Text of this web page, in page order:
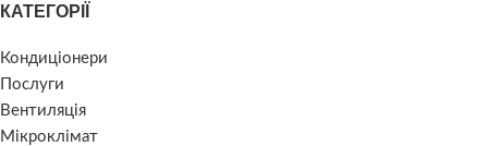
КАТЕГОРІЇ
Кондиціонери
Послуги
Вентиляція
Мікроклімат